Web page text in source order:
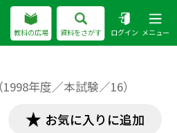
教科の広場 資料をさがす ログイン メニュー
年度／本試験／16）
お気に入りに追加